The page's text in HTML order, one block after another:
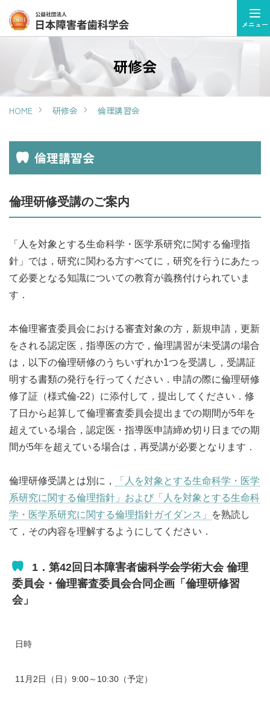
メニュー
研修会
HOME 研修会 倫理講習会
倫理講習会
倫理研修受講のご案内
「人を対象とする生命科学・医学系研究に関する倫理指
針」では，研究に関わる方すべてに，研究を行うにあたっ
て必要となる知識についての教育が義務付けられていま
す．
本倫理審査委員会における審査対象の方，新規申請，更新
をされる認定医，指導医の方で，倫理講習が未受講の場合
は，以下の倫理研修のうちいずれか1つを受講し，受講証
明する書類の発行を行ってください．申請の際に倫理研修
修了証（様式倫-22）に添付して，提出してください．修
了日から起算して倫理審査委員会提出までの期間が5年を
超えている場合，認定医・指導医申請締め切り日までの期
間が5年を超えている場合は，再受講が必要となります．
倫理研修受講とは別に，
「人を対象とする生命科学・医学
系研究に関する倫理指針」および「人を対象とする生命科
学・医学系研究に関する倫理指針ガイダンス」
を熟読し
て，その内容を理解するようにしてください．
1．第42回日本障害者歯科学会学術大会 倫理
委員会・倫理審査委員会合同企画「倫理研修習
会」
日時
11月2日（日）9:00～10:30（予定）